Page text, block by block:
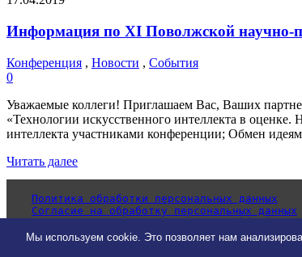
Информация по XI Поволжской научно-
Конференция , Новости , События
0
Уважаемые коллеги! Приглашаем Вас, Ваших
«Технологии искусственного интеллекта в
интеллекта участниками конференции; Обмен
Читать далее
Политика обработки персональных данных
Согласие на обработку персональных данных
Мы используем cookie. Это позволяет нам